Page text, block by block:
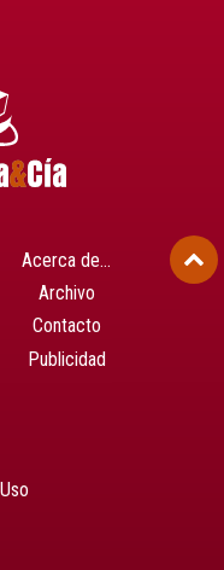
Acerca de…
Archivo
Contacto
Publicidad